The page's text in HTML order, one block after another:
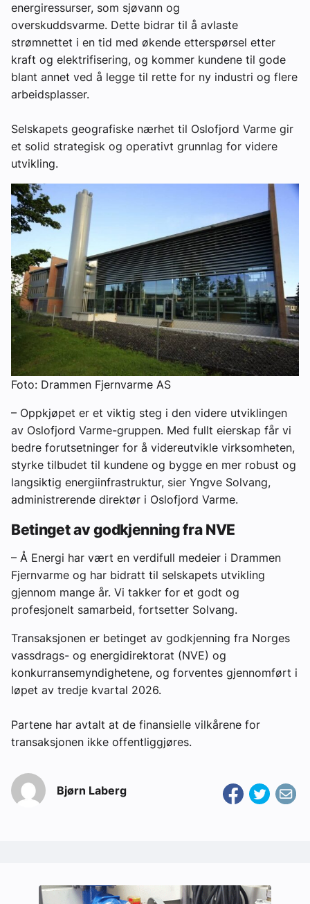
energiressurser, som sjøvann og
overskuddsvarme. Dette bidrar til å avlaste
strømnettet i en tid med økende etterspørsel etter
kraft og elektrifisering, og kommer kundene til gode
blant annet ved å legge til rette for ny industri og flere
arbeidsplasser.
Selskapets geografiske nærhet til Oslofjord Varme gir
et solid strategisk og operativt grunnlag for videre
utvikling.
Foto: Drammen Fjernvarme AS
– Oppkjøpet er et viktig steg i den videre utviklingen
av Oslofjord Varme-gruppen. Med fullt eierskap får vi
bedre forutsetninger for å videreutvikle virksomheten,
styrke tilbudet til kundene og bygge en mer robust og
langsiktig energiinfrastruktur, sier Yngve Solvang,
administrerende direktør i Oslofjord Varme.
Betinget av godkjenning fra NVE
– Å Energi har vært en verdifull medeier i Drammen
Fjernvarme og har bidratt til selskapets utvikling
gjennom mange år. Vi takker for et godt og
profesjonelt samarbeid, fortsetter Solvang.
Transaksjonen er betinget av godkjenning fra Norges
vassdrags- og energidirektorat (NVE) og
konkurransemyndighetene, og forventes gjennomført i
løpet av tredje kvartal 2026.
Partene har avtalt at de finansielle vilkårene for
transaksjonen ikke offentliggjøres.
Bjørn Laberg